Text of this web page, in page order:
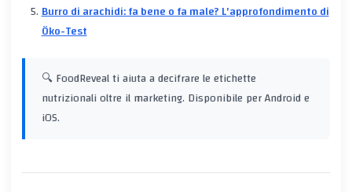
Burro di arachidi: fa bene o fa male? L'approfondimento di
Öko-Test
🔍 FoodReveal ti aiuta a decifrare le etichette
nutrizionali oltre il marketing. Disponibile per Android e
iOS.